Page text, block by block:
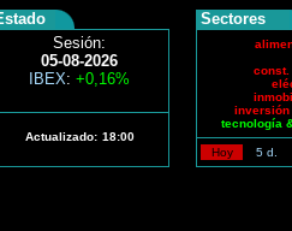
Sesión:
05-08-2026
IBEX: +0,16%
Actualizado: 18:00
Sectores
const.
inversión
tecnología
Hoy 5 d.